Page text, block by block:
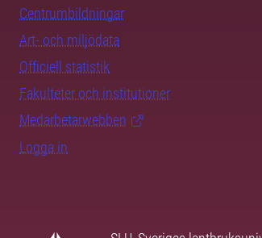
Centrumbildningar
Art- och miljödata
Officiell statistik
Fakulteter och institutioner
Medarbetarwebben
Logga in